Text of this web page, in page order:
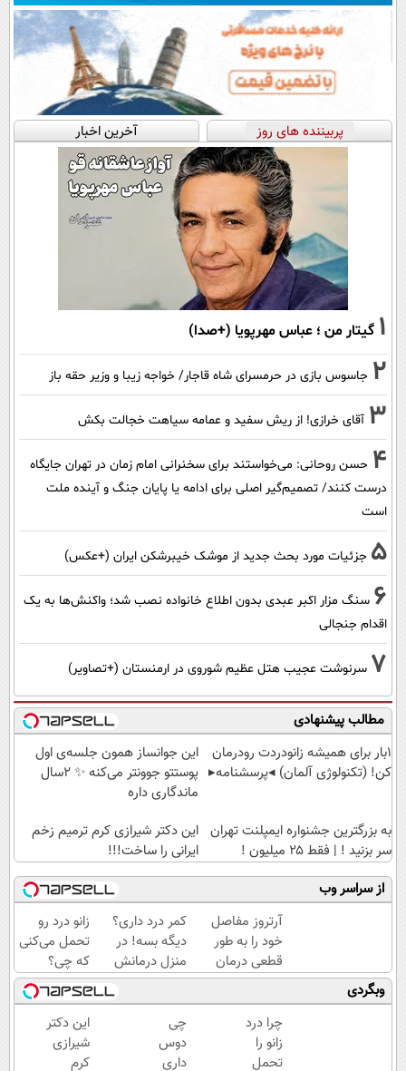
پربیننده های روز آخرین اخبار
1 گیتار من ؛ عباس مهرپویا (+صدا)
2 جاسوس بازی در حرمسرای شاه قاجار/ خواجه زیبا و وزیر حقه باز
3 آقای خرازی! از ریش سفید و عمامه سیاهت خجالت بکش
4 حسن روحانی: می‌خواستند برای سخنرانی امام زمان در تهران جایگاه
درست کنند/ تصمیم‌گیر اصلی برای ادامه یا پایان جنگ و آینده ملت
است
5 جزئیات مورد بحث جدید از موشک خیبرشکن ایران (+عکس)
6 سنگ مزار اکبر عبدی بدون اطلاع خانواده نصب شد؛ واکنش‌ها به یک
اقدام جنجالی
7 سرنوشت عجیب هتل عظیم شوروی در ارمنستان (+تصاویر)
مطالب پیشنهادی
1بار برای همیشه زانودردت رودرمان
کن! (تکنولوژی آلمان) ◂پرسشنامه▸
این جوانساز همون جلسه‌ی اول
پوستتو جوونتر می‌کنه ✨ 2سال
ماندگاری داره
به بزرگترین جشنواره ایمپلنت تهران
سر بزنید ! | فقط ۲۵ میلیون !
این دکتر شیرازی کرم ترمیم زخم
ایرانی را ساخت!!!
از سراسر وب
آرتروز مفاصل
خود را به طور
قطعی درمان
کنید!
◗پرسش‌نامه◖
کمر درد داری؟
دیگه بسه! در
منزل درمانش
کن
(◀پرسش‌نامه)
زانو درد رو
تحمل می‌کنی
که چی؟
راه‌حلش
همین‌جاست!
وبگردی
چرا درد
زانو را
تحمل
چی
دوس
داری
این دکتر
شیرازی
کرم